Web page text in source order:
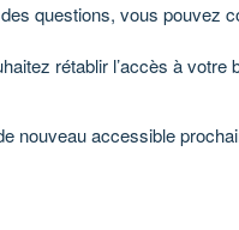
questions, vous pouvez
rétablir l’accès à votre
nouveau accessible